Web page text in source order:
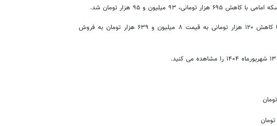
۹۳ میلیون و ۹۵ هزار تومان شد.
در بازار تهران نیز با کاهش ۱۲۰ هزار تومانی به قیمت ۸ میلیون و ۶۳۹ هزار تومان به فروش